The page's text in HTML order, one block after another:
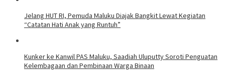
Jelang HUT RI, Pemuda Maluku Diajak Bangkit Lewat Kegiatan
“Catatan Hati Anak yang Runtuh”
Kunker ke Kanwil PAS Maluku, Saadiah Uluputty Soroti Penguatan
Kelembagaan dan Pembinaan Warga Binaan